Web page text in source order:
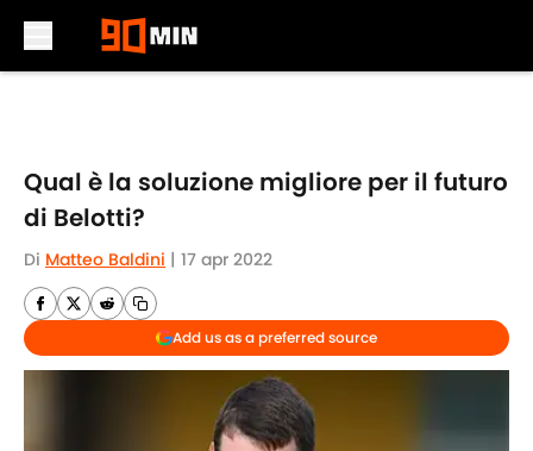
Qual è la soluzione migliore per il futuro
di Belotti?
Di Matteo Baldini | 17 apr 2022
Add us as a preferred source